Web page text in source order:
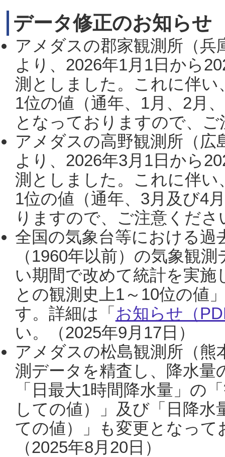
データ修正のお知らせ
アメダスの郡家観測所（
より、2026年1月1日から
測としました。これに伴い
1位の値（通年、1月、2月
となっておりますので、
アメダスの高野観測所（
より、2026年3月1日から
測としました。これに伴い
1位の値（通年、3月及び4
りますので、ご注意くだ
全国の気象台等における過
（1960年以前）の気象観
い期間で改めて統計を実
との観測史上1～10位の値
す。詳細は「 お知らせ（
い。（2025年9月17日）
アメダスの松島観測所（熊
測データを精査し、降水
「日最大1時間降水量」の
しての値）」及び「日降
ての値）」も変更となっ
（2025年8月20日）